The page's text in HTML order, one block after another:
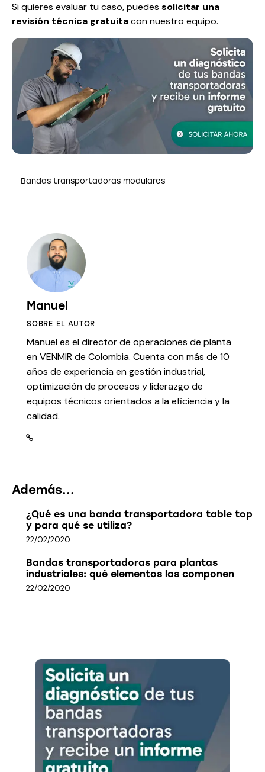
Si quieres evaluar tu caso, puedes solicitar una
revisión técnica gratuitacon nuestro equipo.
Bandas transportadoras modulares
Manuel
SOBRE EL AUTOR
Manuel es el director de operaciones de planta
en VENMIR de Colombia. Cuenta con más de 10
años de experiencia en gestión industrial,
optimización de procesos y liderazgo de
equipos técnicos orientados a la eficiencia y la
calidad.
Además...
¿Qué es una banda transportadora table top
y para qué se utiliza?
22/02/2020
Bandas transportadoras para plantas
industriales: qué elementos las componen
22/02/2020